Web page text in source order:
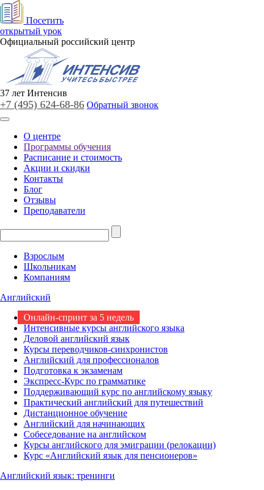
Посетить
открытый урок
Официальный российский центр
37 лет Интенсив
+7 (495) 624-68-86 Обратный звонок
О центре
Программы обучения
Расписание и стоимость
Акции и скидки
Контакты
Блог
Отзывы
Преподаватели
Взрослым
Школьникам
Компаниям
Английский
Онлайн-спринт за 5 недель
Интенсивные курсы английского языка
Деловой английский язык
Курсы переводчиков-синхронистов
Английский для профессионалов
Подготовка к экзаменам
Экспресс-Курс по грамматике
Поддерживающий курс по английскому языку
Практический английский для путешествий
Дистанционное обучение
Английский для начинающих
Собеседование на английском
Курсы английского для эмиграции (релокации)
Курс «Английский язык для пенсионеров»
Английский язык: тренинги